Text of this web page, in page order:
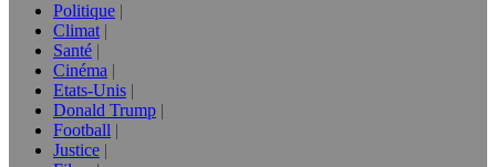
Politique
Climat
Santé
Cinéma
Etats-Unis
Donald Trump
Football
Justice